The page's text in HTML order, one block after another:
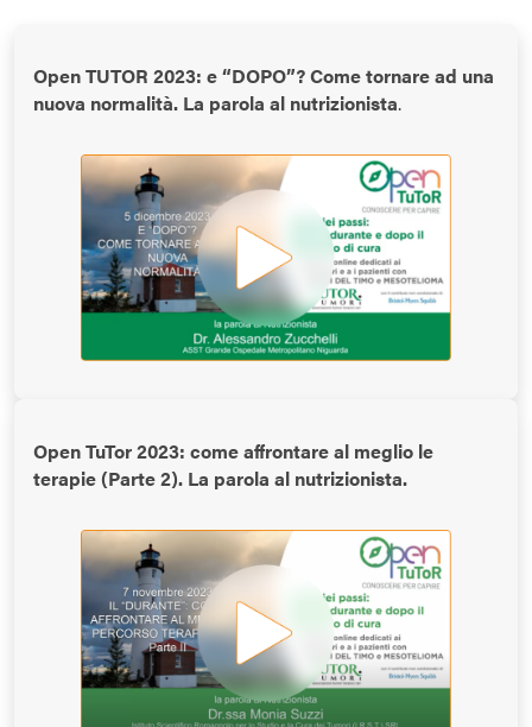
Open TUTOR 2023: e “DOPO”? Come tornare ad una
nuova normalità. La parola al nutrizionista.
Open TuTor 2023: come affrontare al meglio le
terapie (Parte 2). La parola al nutrizionista.